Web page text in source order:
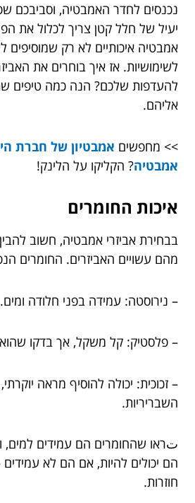
נכנסים לחדר האמבטיה, וסביבכם
יעיל של חלל קטן צריך לכלול את
אמבטיה איכותיים לא רק שמוסיפים
לשימושיות. אז איך בוחרים את
להעדפות שלכם? הנה כמה טיפים
אליהם.
>> מחפשים אמבטיון של חברת
אמבטיה? הקליקו על הלינק!
איכות החומרים
בבחירת אביזרי אמבטיה, חשוב
מהם עשויים האביזרים. החומרים
– נירוסטה: עמידה בפני חלודה ומים.
– פלסטיק: קל משקל, אך בדקו
– זכוכית: יכולה להוסיף מראה
השבריריות.
تראו שהחומרים הם עמידים
הם יכולים להיות, אם הם לא
חוזרות.